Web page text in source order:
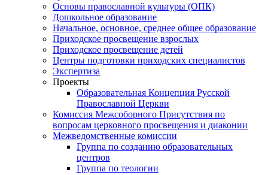
Основы православной культуры (ОПК)
Дошкольное образование
Начальное, основное, среднее общее образование
Приходское просвещение взрослых
Приходское просвещение детей
Центры подготовки приходских специалистов
Экспертиза
Проекты
Образовательная Концепция Русской
Православной Церкви
Комиссия Межсоборного Присутствия по
вопросам церковного просвещения и диаконии
Межведомственные комиссии
Группа по созданию образовательных
центров
Группа по теологии